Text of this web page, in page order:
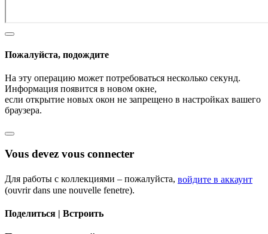
Пожалуйста, подождите
На эту операцию может потребоваться несколько секунд.
Информация появится в новом окне,
если открытие новых окон не запрещено в настройках вашего
браузера.
Vous devez vous connecter
Для работы с коллекциями – пожалуйста, войдите в аккаунт
(ouvrir dans une nouvelle fenetre).
Поделиться | Встроить